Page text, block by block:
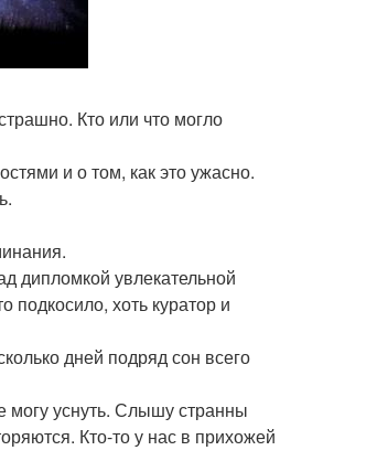
Кто или что могло
и о том, как это ужасно.
дипломкой увлекательной
хоть куратор и
дней подряд сон всего
могу уснуть. Слышу странны
Кто-то у нас в прихожей